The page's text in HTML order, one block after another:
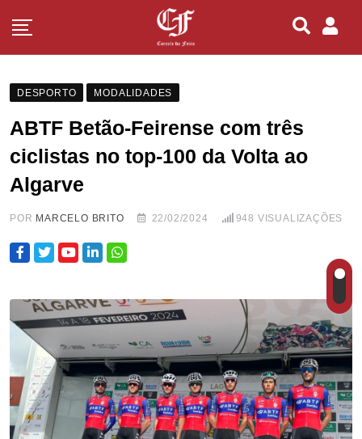
DESPORTO MODALIDADES
ABTF Betão-Feirense com três
ciclistas no top-100 da Volta ao
Algarve
POR MARCELO BRITO 22/02/2024 948 VISUALIZAÇÕES